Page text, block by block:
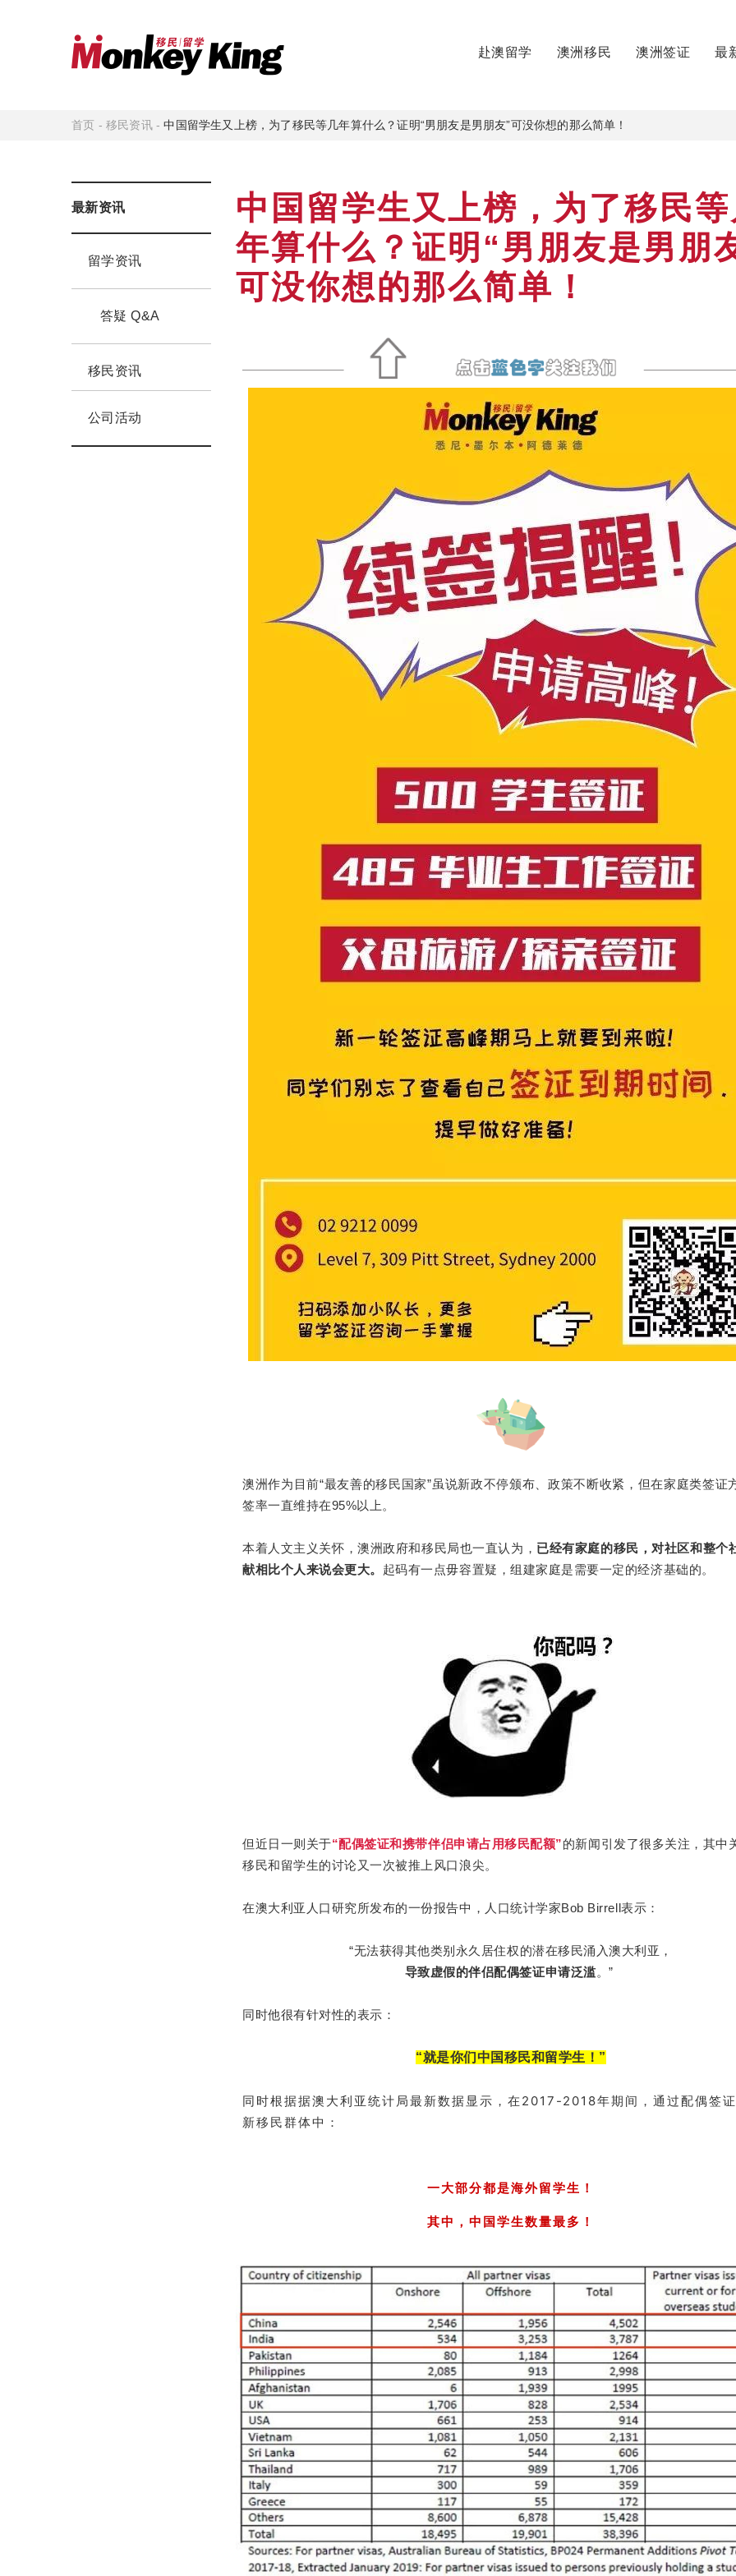
赴澳留学 澳洲移民 澳洲签证 最
首页 -移民资讯-中国留学生又上榜，为了移民等几年算什么？证明“男朋友是男朋友”可没你想的那么简单！
最新资讯
留学资讯
答疑 Q&A
移民资讯
公司活动
中国留学生又上榜，为了移民
年算什么？证明“男朋友是男朋
可没你想的那么简单！
澳洲作为目前“最友善的移民国家”虽说新政不停颁布、政策不断收紧，但在家庭类签证
签率一直维持在95%以上。
本着人文主义关怀，澳洲政府和移民局也一直认为， 已经有家庭的移民，对社区和整个
献相比个人来说会更大。 起码有一点毋容置疑，组建家庭是需要一定的经济基础的。
但近日一则关于“配偶签证和携带伴侣申请占用移民配额”的新闻引发了很多关注，其中
移民和留学生的讨论又一次被推上风口浪尖。
在澳大利亚人口研究所发布的一份报告中，人口统计学家Bob Birrell表示：
“无法获得其他类别永久居住权的潜在移民涌入澳大利亚，
导致虚假的伴侣配偶签证申请泛滥。”
同时他很有针对性的表示：
“就是你们中国移民和留学生！ ”
同时根据据澳大利亚统计局最新数据显示，在2017-2018年期间，通过配偶签
新移民群体中：
一大部分都是海外留学生！
其中，中国学生数量最多！